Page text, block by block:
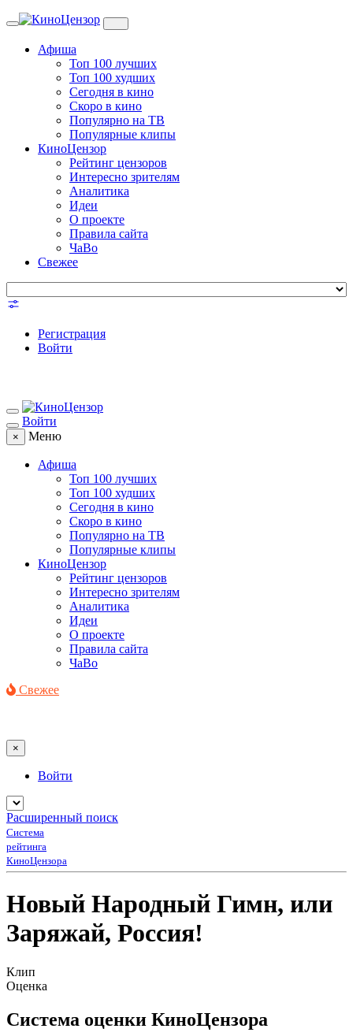
Toggle
Афиша
Топ 100 лучших
Топ 100 худших
Сегодня в кино
Скоро в кино
Популярно на ТВ
Популярные клипы
КиноЦензор
Рейтинг цензоров
Интересно зрителям
Аналитика
Идеи
О проекте
Правила сайта
ЧаВо
Свежее
Регистрация
Войти
Войти
× Меню
Афиша
Топ 100 лучших
Топ 100 худших
Сегодня в кино
Скоро в кино
Популярно на ТВ
Популярные клипы
КиноЦензор
Рейтинг цензоров
Интересно зрителям
Аналитика
Идеи
О проекте
Правила сайта
ЧаВо
Свежее
×
Войти
Расширенный поиск
Система
рейтинга
КиноЦензора
Новый Народный Гимн, или
Заряжай, Россия!
Клип
Оценка
Система оценки КиноЦензора